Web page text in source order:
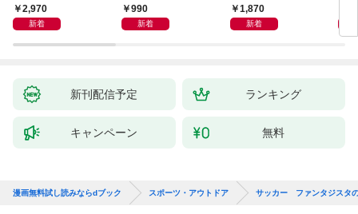
2,970
新着
990
新着
らせん流 ゆるらく歩
き
1,870
新着
新刊配信予定 ランキング
キャンペーン 無料
漫画無料試し読みならdブック スポーツ・アウトドア サッカー ファンタジスタ